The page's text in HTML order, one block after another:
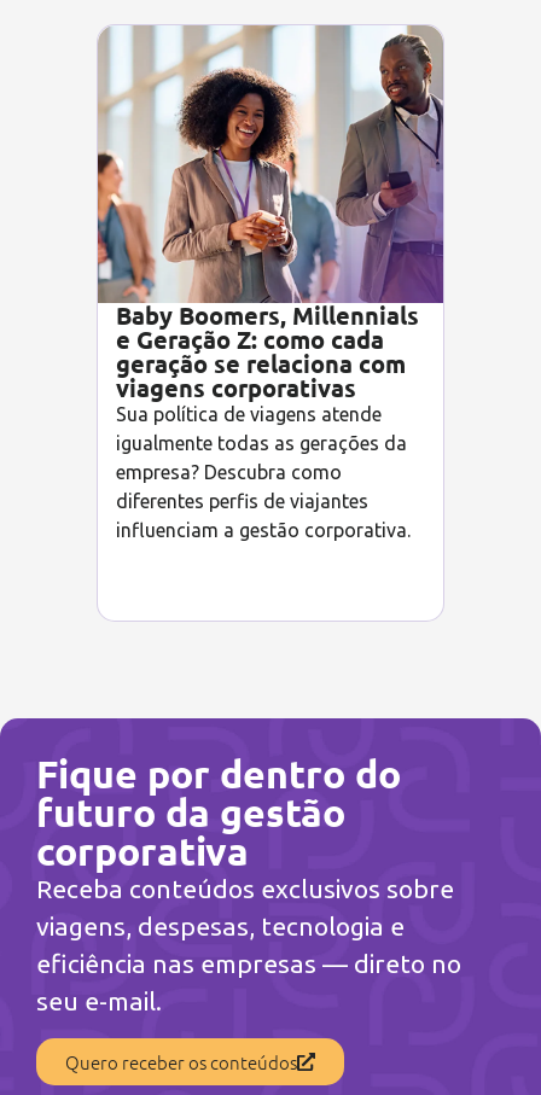
Baby Boomers, Millennials
e Geração Z: como cada
geração se relaciona com
viagens corporativas
Sua política de viagens atende
igualmente todas as gerações da
empresa? Descubra como
diferentes perfis de viajantes
influenciam a gestão corporativa.
Fique por dentro do
futuro da gestão
corporativa
Receba conteúdos exclusivos sobre
viagens, despesas, tecnologia e
eficiência nas empresas — direto no
seu e-mail.
Quero receber os conteúdos